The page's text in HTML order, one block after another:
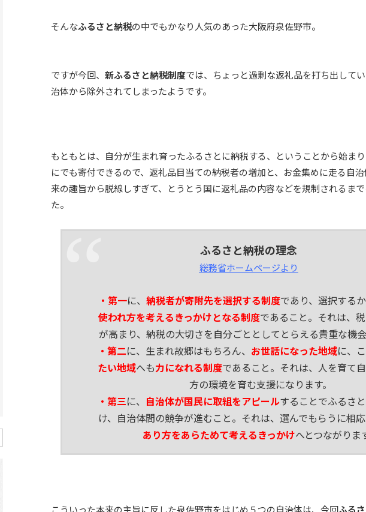
そんなふるさと納税の中でもかなり人気のあった大阪府泉佐野市。
ですが今回、 新ふるさと納税制度では、ちょっと過剰な返礼品を打ち出して
治体から除外されてしまったようです。
もともとは、自分が生まれ育ったふるさとに納税する、ということから始ま
にでも寄付できるので、返礼品目当ての納税者の増加と、お金集めに走る自
来の趣旨から脱線しすぎて、とうとう国に返礼品の内容などを規制されるま
た。
ふるさと納税の理念
総務省ホームページより
・第一に、 納税者が寄附先を選択する制度であり、選択するか
使われ方を考えるきっかけとなる制度であること。それは、
が高まり、納税の大切さを自分ごととしてとらえる貴重な機会
・第二に、生まれ故郷はもちろん、 お世話になった地域に、
たい地域へも力になれる制度であること。それは、人を育て
方の環境を育む支援になります。
・第三に、 自治体が国民に取組をアピールすることでふるさ
け、自治体間の競争が進むこと。それは、選んでもらうに相応
あり方をあらためて考えるきっかけへとつながりま
こういった本来の主旨に反した泉佐野市をはじめ５つの自治体は、今回ふる